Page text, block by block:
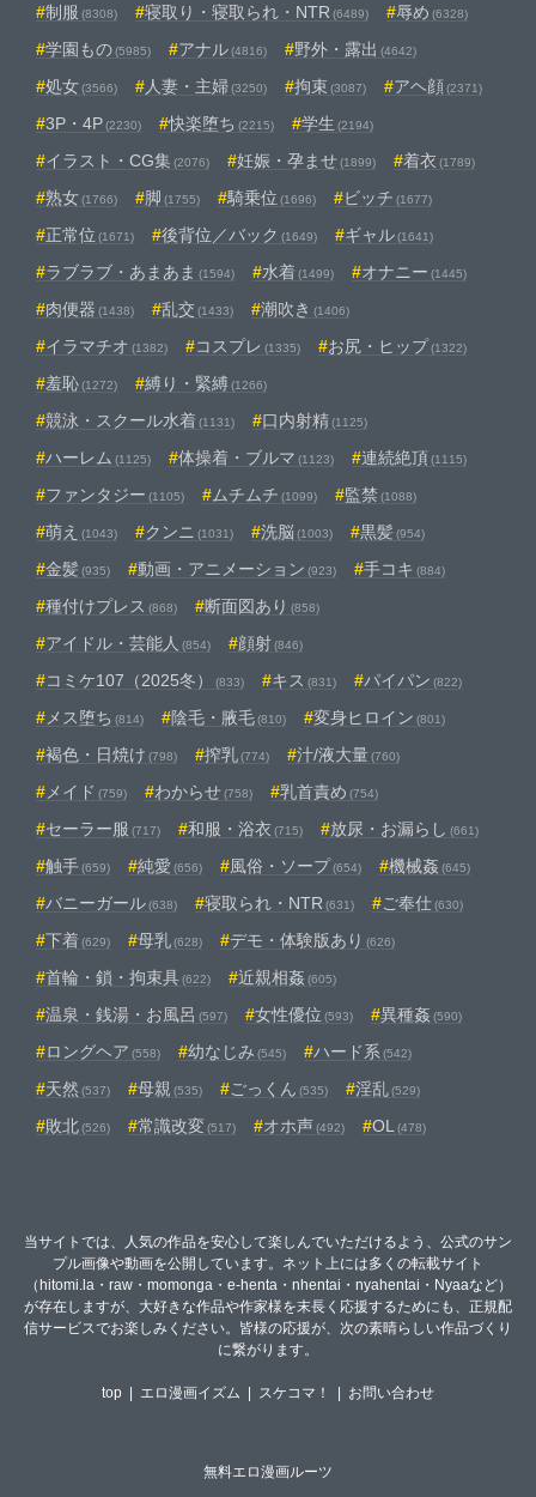
制服 (8308) 寝取り・寝取られ・NTR (6489) 辱め (6328)
学園もの(5985) アナル(4816) 野外・露出 (4642)
処女(3566) 人妻・主婦(3250) 拘束 (3087) アヘ顔(2371)
3P・4P(2230) 快楽堕ち (2215) 学生 (2194)
イラスト・CG集(2076) 妊娠・孕ませ(1899) 着衣 (1789)
熟女(1766) 脚 (1755) 騎乗位 (1696) ビッチ (1677)
正常位 (1671) 後背位／バック (1649) ギャル(1641)
ラブラブ・あまあま (1594) 水着 (1499) オナニー (1445)
肉便器 (1438) 乱交 (1433) 潮吹き (1406)
イラマチオ (1382) コスプレ (1335) お尻・ヒップ(1322)
羞恥(1272) 縛り・緊縛(1266)
競泳・スクール水着 (1131) 口内射精(1125)
ハーレム (1125) 体操着・ブルマ (1123) 連続絶頂 (1115)
ファンタジー (1105) ムチムチ (1099) 監禁 (1088)
萌え (1043) クンニ (1031) 洗脳 (1003) 黒髪 (954)
金髪 (935) 動画・アニメーション (923) 手コキ (884)
種付けプレス (868) 断面図あり (858)
アイドル・芸能人 (854) 顔射(846)
コミケ107（2025冬） (833) キス (831) パイパン (822)
メス堕ち (814) 陰毛・腋毛(810) 変身ヒロイン (801)
褐色・日焼け (798) 搾乳(774) 汁/液大量(760)
メイド (759) わからせ(758) 乳首責め (754)
セーラー服 (717) 和服・浴衣 (715) 放尿・お漏らし (661)
触手(659) 純愛 (656) 風俗・ソープ(654) 機械姦 (645)
バニーガール(638) 寝取られ・NTR (631) ご奉仕(630)
下着 (629) 母乳(628) デモ・体験版あり (626)
首輪・鎖・拘束具(622) 近親相姦 (605)
温泉・銭湯・お風呂 (597) 女性優位 (593) 異種姦 (590)
ロングヘア (558) 幼なじみ (545) ハード系 (542)
天然 (537) 母親 (535) ごっくん (535) 淫乱(529)
敗北(526) 常識改変(517) オホ声(492) OL (478)
当サイトでは、人気の作品を安心して楽しんでいただけるよう、公式のサン
プル画像や動画を公開しています。ネット上には多くの転載サイト
（hitomi.la・raw・momonga・e-henta・nhentai・nyahentai・Nyaaなど）
が存在しますが、大好きな作品や作家様を末長く応援するためにも、正規配
信サービスでお楽しみください。皆様の応援が、次の素晴らしい作品づくり
に繋がります。
top | エロ漫画イズム | スケコマ！ | お問い合わせ
無料エロ漫画ルーツ